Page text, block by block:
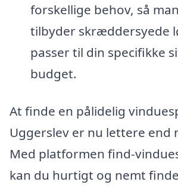
forskellige behov, så
tilbyder skræddersyede
passer til din specifikke
budget.
At finde en pålidelig
Uggerslev er nu lettere end
Med platformen find-
kan du hurtigt og nemt